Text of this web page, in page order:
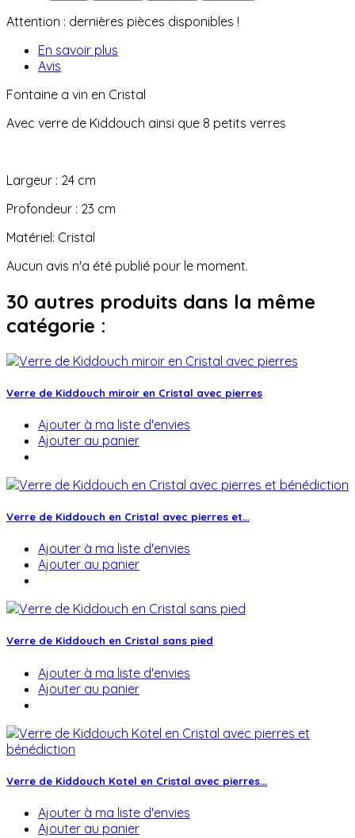
Attention : dernières pièces disponibles !
En savoir plus
Avis
Fontaine a vin en Cristal
Avec verre de Kiddouch ainsi que 8 petits verres
Largeur : 24 cm
Profondeur : 23 cm
Matériel: Cristal
Aucun avis n'a été publié pour le moment.
30 autres produits dans la même
catégorie :
Verre de Kiddouch miroir en Cristal avec pierres
Ajouter à ma liste d'envies
Ajouter au panier
Verre de Kiddouch en Cristal avec pierres et...
Ajouter à ma liste d'envies
Ajouter au panier
Verre de Kiddouch en Cristal sans pied
Ajouter à ma liste d'envies
Ajouter au panier
Verre de Kiddouch Kotel en Cristal avec pierres...
Ajouter à ma liste d'envies
Ajouter au panier